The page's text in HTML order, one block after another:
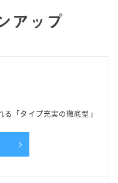
アップ
る「タイプ充実の徹底型」